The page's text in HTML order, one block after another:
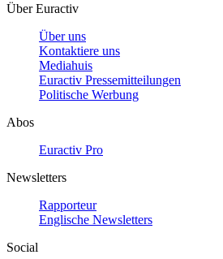
Über Euractiv
Über uns
Kontaktiere uns
Mediahuis
Euractiv Pressemitteilungen
Politische Werbung
Abos
Euractiv Pro
Newsletters
Rapporteur
Englische Newsletters
Social